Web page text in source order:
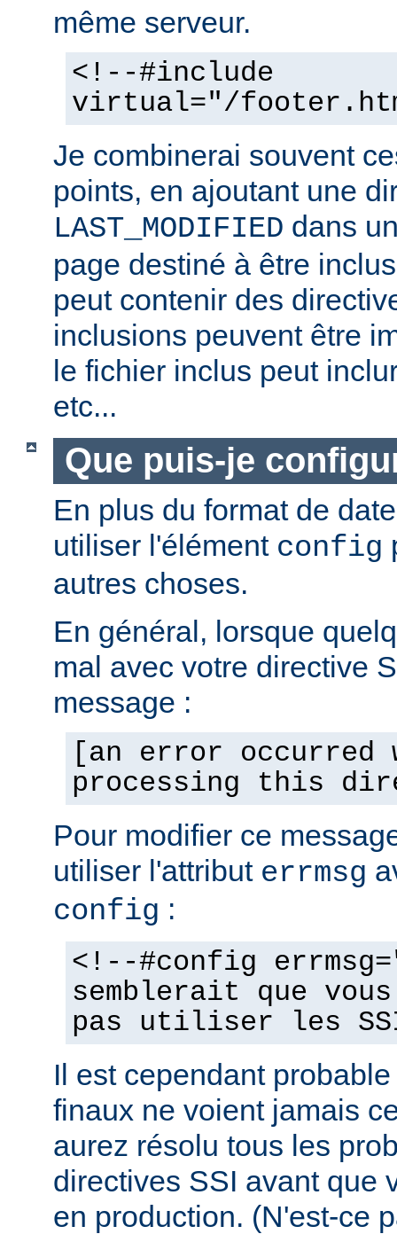
même serveur.
<!--#include
virtual="/
Je combinerai souvent
points, en ajoutant une
LAST_MODIFIED dans
page destiné à être
peut contenir des
inclusions peuvent être
le fichier inclus peut
etc...
Que puis-je
En plus du format de
utiliser l'élément config
autres choses.
En général, lorsque
mal avec votre directive
message :
[an error occurred
processing this
Pour modifier ce
utiliser l'attribut errmsg
config :
<!--#config
semblerait que
pas utiliser les
Il est cependant
finaux ne voient jamais
aurez résolu tous les
directives SSI avant que
en production. (N'est-ce